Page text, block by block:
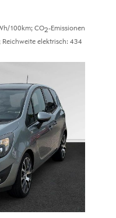
100km; CO2-Emissionen
Reichweite elektrisch: 434